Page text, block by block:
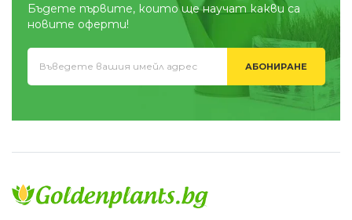
Бъдете първите, които ще научат какви са
новите оферти!
АБОНИРАНЕ